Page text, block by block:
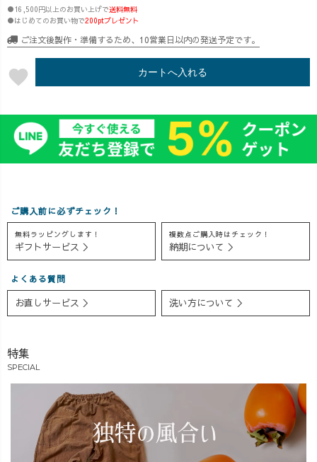
●16,500円以上のお買い上げで送料無料
●はじめてのお買い物で200ptプレゼント
ご注文後製作・準備するため、10営業日以内の発送予定です。
favorite カートへ入れる
ご購入前に必ずチェック！
無料ラッピングします！
ギフトサービス ＞
複数点ご購入時はチェック！
納期について ＞
よくある質問
お直しサービス ＞ 洗い方について ＞
特集
SPECIAL